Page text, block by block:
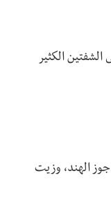
الكثير
الهند، وزيت